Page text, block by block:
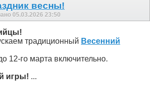
весны!
05.03.2026 23:50
традиционный Весенний
12-го марта включительно.
игры! ...